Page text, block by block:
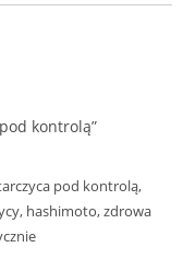
pod kontrolą,
hashimoto, zdrowa